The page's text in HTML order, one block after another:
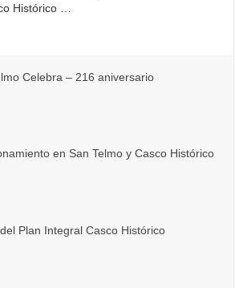
Histórico …
Celebra – 216 aniversario
en San Telmo y Casco Histórico
Plan Integral Casco Histórico